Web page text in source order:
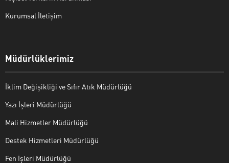
Kurumsal İletişim
Müdürlüklerimiz
İklim Değişikliği ve Sıfır Atık Müdürlüğü
Yazı İşleri Müdürlüğü
Mali Hizmetler Müdürlüğü
Destek Hizmetleri Müdürlüğü
Fen İşleri Müdürlüğü